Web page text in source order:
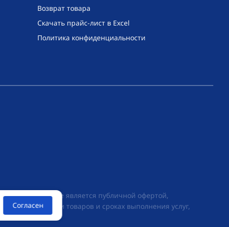
Возврат товара
Скачать прайс-лист в Excel
Политика конфиденциальности
условиях не является публичной офертой,
о стоимости товаров и сроках выполнения услуг,
Согласен